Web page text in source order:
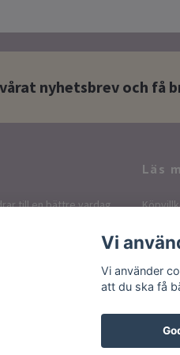
nyhetsbrev och få
till en bättre vardag.
Läs
Vanliga
Vi
Vi använder
att du ska få